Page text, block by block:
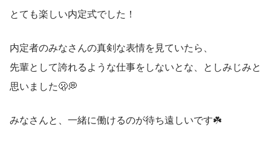
とても楽しい内定式でした！
内定者のみなさんの真剣な表情を見ていたら、
先輩として誇れるような仕事をしないとな、としみじみと
思いました🫢💭
みなさんと、一緒に働けるのが待ち遠しいです☘️